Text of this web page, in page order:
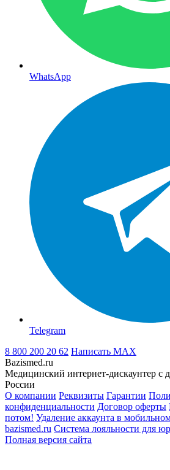
WhatsApp
Telegram
8 800 200 20 62 Написать MAX
Bazismed.ru
Медицинский интернет-дискаунтер с
России
О компании Реквизиты Гарантии
конфиденциальности Договор оферты
потом! Удаление аккаунта в
bazismed.ru Система лояльности для
Полная версия сайта